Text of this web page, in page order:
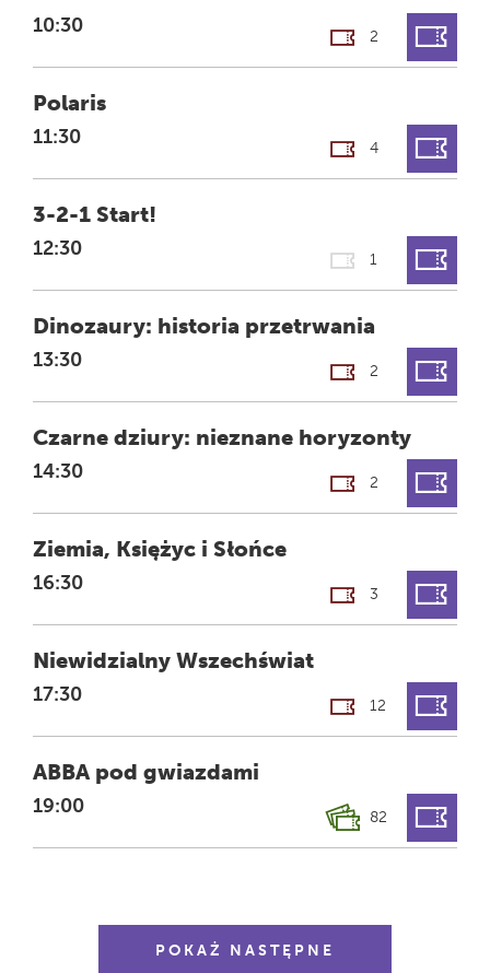
GODZINA
10:30 2
GODZINA
11:30
FILM
Polaris
4
GODZINA
12:30
FILM
3-2-1 Start!
1
GODZINA
13:30
FILM
Dinozaury: historia przetrwania
2
GODZINA
14:30
FILM
Czarne dziury: nieznane horyzonty
2
GODZINA
16:30
FILM
Ziemia, Księżyc i Słońce
3
GODZINA
17:30
FILM
Niewidzialny Wszechświat
12
GODZINA
19:00
MUZYCZNO-
KOSMICZNY
LASEROWY
ABBA pod gwiazdami
82
POKAŻ NASTĘPNE